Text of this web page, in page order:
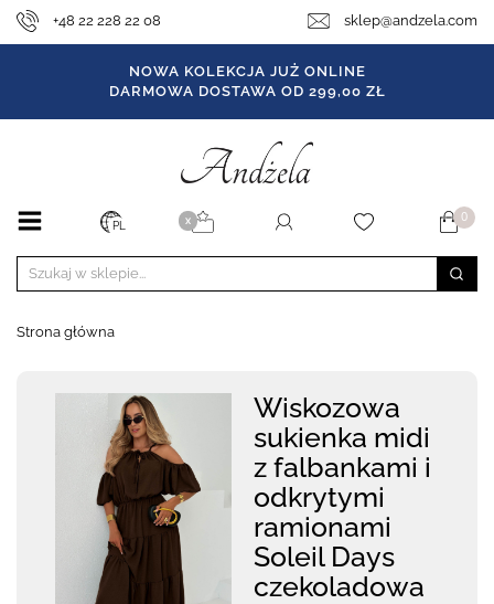
+48 22 228 22 08 sklep@andzela.com
NOWA KOLEKCJA JUŻ ONLINE
DARMOWA DOSTAWA OD 299,00 ZŁ
PL X 0
Strona główna
Wiskozowa
sukienka midi
z falbankami i
odkrytymi
ramionami
Soleil Days
czekoladowa